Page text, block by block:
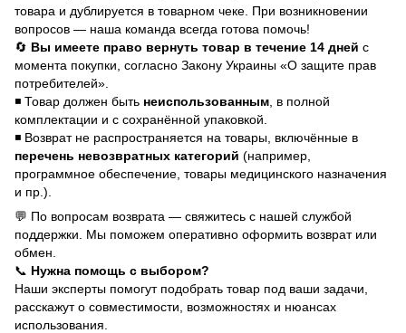
товара и дублируется в товарном чеке. При возникновении
вопросов — наша команда всегда готова помочь!
🔄 Вы имеете право вернуть товар в течение 14 дней с
момента покупки, согласно Закону Украины «О защите прав
потребителей».
◾ Товар должен быть неиспользованным , в полной
комплектации и с сохранённой упаковкой.
◾ Возврат не распространяется на товары, включённые в
перечень невозвратных категорий (например,
программное обеспечение, товары медицинского назначения
и пр.).
💬 По вопросам возврата — свяжитесь с нашей службой
поддержки. Мы поможем оперативно оформить возврат или
обмен.
📞 Нужна помощь с выбором?
Наши эксперты помогут подобрать товар под ваши задачи,
расскажут о совместимости, возможностях и нюансах
использования.